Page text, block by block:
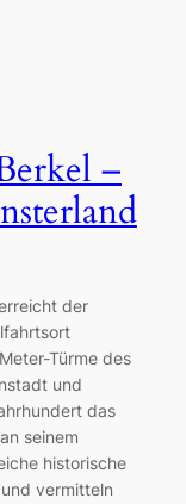
–
der
Türme des
und
das
seinem
historische
vermitteln